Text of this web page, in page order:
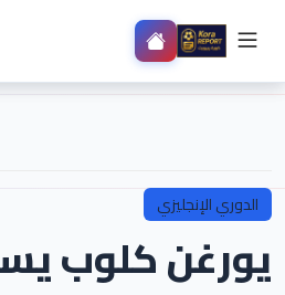
الدوري الإنجليزي
يورغن كلوب